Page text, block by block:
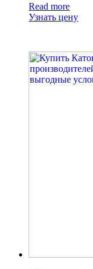
Read more
Узнать цену